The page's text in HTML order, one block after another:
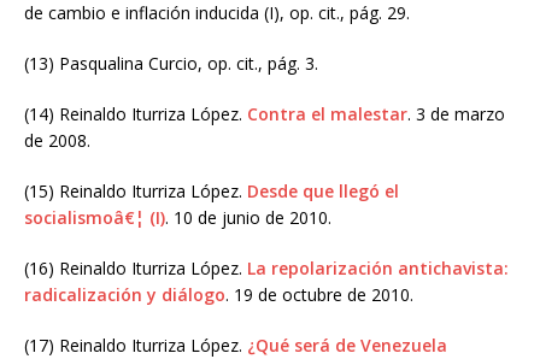
de cambio e inflación inducida (I), op. cit., pág. 29.
(13) Pasqualina Curcio, op. cit., pág. 3.
(14) Reinaldo Iturriza López. Contra el malestar. 3 de marzo
de 2008.
(15) Reinaldo Iturriza López. Desde que llegó el
socialismoâ€¦ (I). 10 de junio de 2010.
(16) Reinaldo Iturriza López. La repolarización antichavista:
radicalización y diálogo. 19 de octubre de 2010.
(17) Reinaldo Iturriza López. ¿Qué será de Venezuela